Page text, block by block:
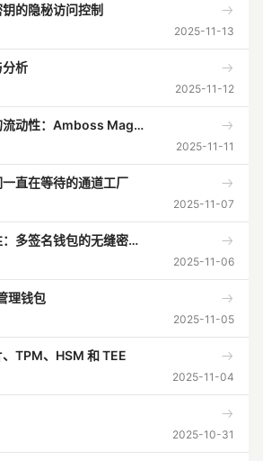
的隐秘访问控制
2025-11-13
析
2025-11-12
深入了解闪电网络的流动性：Amboss Magma
2025-11-11
直在等待的通道工厂
2025-11-07
高级的比特币安全性：多签名钱包的无缝密钥替换
2025-11-06
理钱包
2025-11-05
TPM、HSM 和 TEE
2025-11-04
2025-10-31